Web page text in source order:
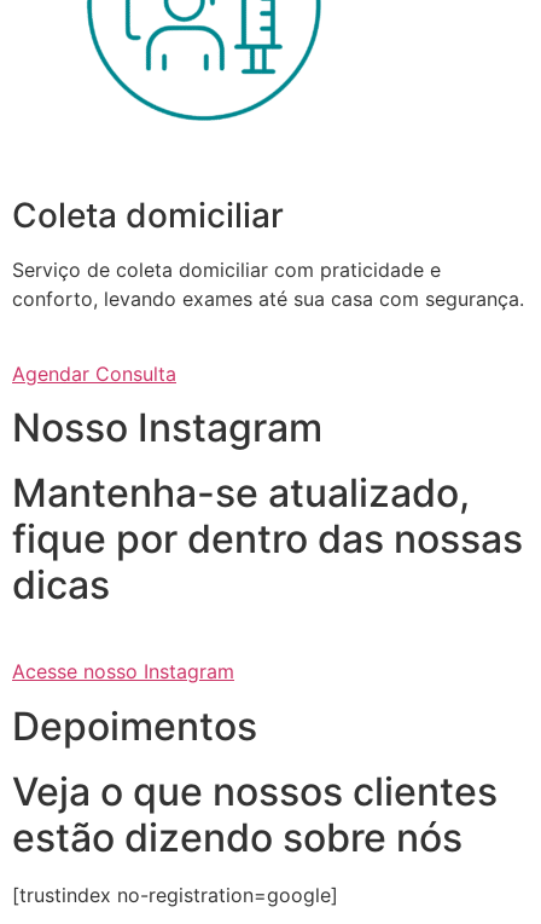
Coleta domiciliar
Serviço de coleta domiciliar com praticidade e
conforto, levando exames até sua casa com segurança.
Agendar Consulta
Nosso Instagram
Mantenha-se atualizado,
fique por dentro das nossas
dicas
Acesse nosso Instagram
Depoimentos
Veja o que nossos clientes
estão dizendo sobre nós
[trustindex no-registration=google]